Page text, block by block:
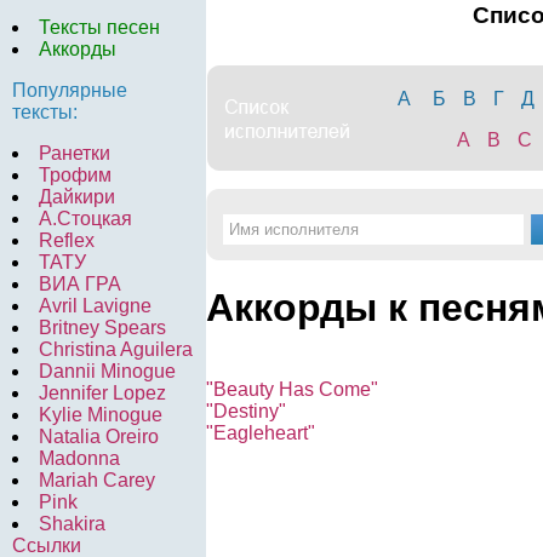
Тексты песен
Аккорды
Популярные
тексты:
Ранетки
Трофим
Дайкири
А.Стоцкая
Reflex
ТАТУ
ВИА ГРА
Avril Lavigne
Britney Spears
Christina Aguilera
Dannii Minogue
Jennifer Lopez
Kylie Minogue
Natalia Oreiro
Madonna
Mariah Carey
Pink
Shakira
Ссылки
А Б В Г
Д
A
B C
Аккорды к
"Beauty Has Come"
"Destiny"
"Eagleheart"